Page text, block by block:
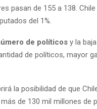
pasan de 155 a 138.
del 1%.
de políticos y la
de políticos, mayor
la posibilidad de que
de 130 mil millones de